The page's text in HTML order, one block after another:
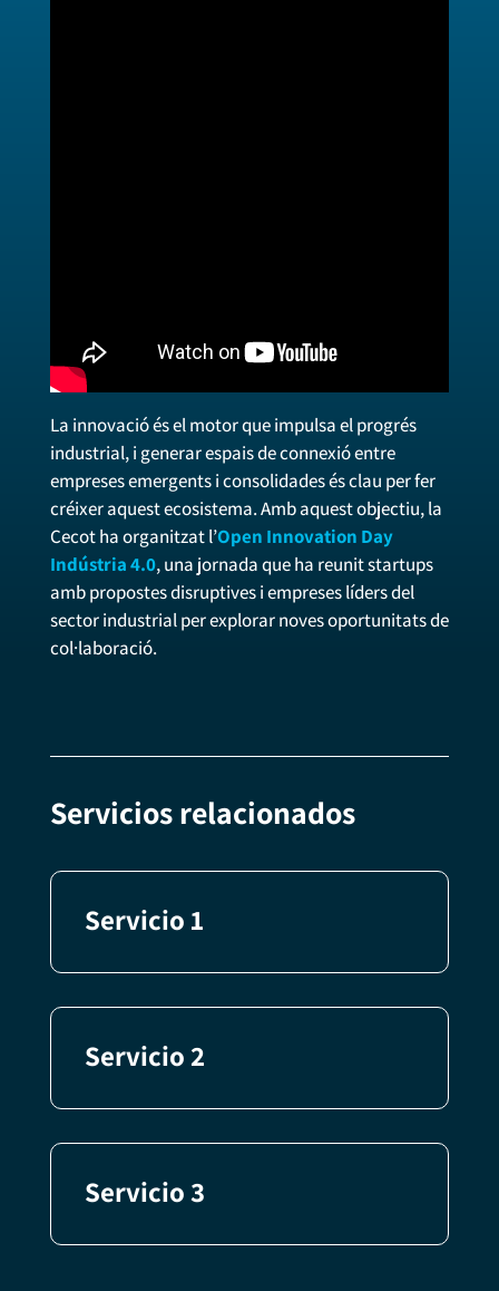
La innovació és el motor que impulsa el progrés
industrial, i generar espais de connexió entre
empreses emergents i consolidades és clau per fer
créixer aquest ecosistema. Amb aquest objectiu, la
Cecot ha organitzat l’Open Innovation Day
Indústria 4.0, una jornada que ha reunit startups
amb propostes disruptives i empreses líders del
sector industrial per explorar noves oportunitats de
col·laboració.
Servicios relacionados
Servicio 1
Servicio 2
Servicio 3